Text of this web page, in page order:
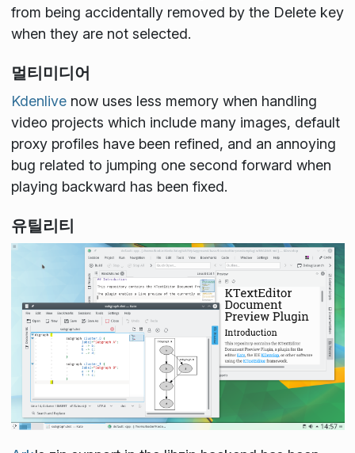
from being accidentally removed by the Delete key
when they are not selected.
멀티미디어
Kdenlivenow uses less memory when handling
video projects which include many images, default
proxy profiles have been refined, and an annoying
bug related to jumping one second forward when
playing backward has been fixed.
유틸리티